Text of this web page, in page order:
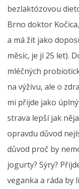
bezlaktózovou
Brno doktor
a má žít jako
měsíc, je jí 25 let).
mléčných
na výživu, ale o
mi přijde jako
strava lepší jak
opravdu důvod
důvod proč by
jogurty? Sýry?
veganka a ráda by